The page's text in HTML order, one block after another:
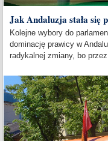
Jak Andaluzja stała się
Kolejne wybory do
dominację prawicy w
radykalnej zmiany, bo